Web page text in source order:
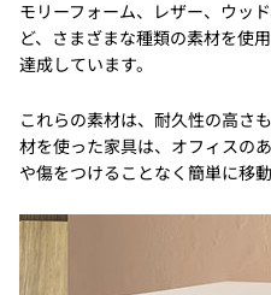
モリーフォーム、レザー、ウッ
ど、さまざまな種類の素材を使
達成しています。
これらの素材は、耐久性の高さ
材を使った家具は、オフィスの
や傷をつけることなく簡単に移